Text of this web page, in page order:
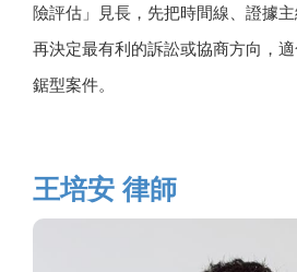
險評估」見長，先把時間線、證據
再決定最有利的訴訟或協商方向，
鋸型案件。
王培安 律師